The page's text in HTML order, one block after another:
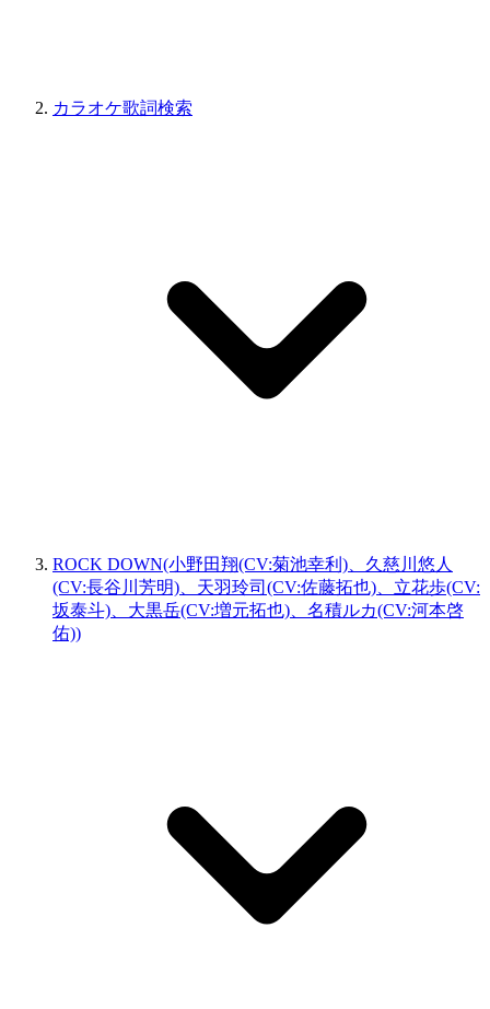
カラオケ歌詞検索
ROCK DOWN(小野田翔(CV:菊池幸利)、久慈川悠人
(CV:長谷川芳明)、天羽玲司(CV:佐藤拓也)、立花歩(CV:
坂泰斗)、大黒岳(CV:増元拓也)、名積ルカ(CV:河本啓
佑))